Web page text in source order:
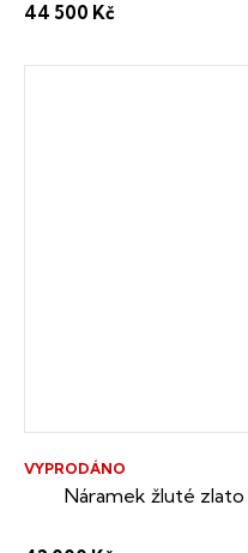
44 500 Kč
Náramek žluté zlato
VYPRODÁNO